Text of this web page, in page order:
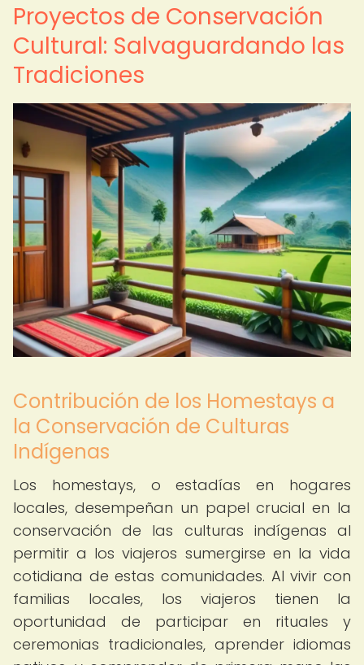
Proyectos de Conservación
Cultural: Salvaguardando las
Tradiciones
Contribución de los Homestays a
la Conservación de Culturas
Indígenas
Los homestays, o estadías en hogares
locales, desempeñan un papel crucial en la
conservación de las culturas indígenas al
permitir a los viajeros sumergirse en la vida
cotidiana de estas comunidades. Al vivir con
familias locales, los viajeros tienen la
oportunidad de participar en rituales y
ceremonias tradicionales, aprender idiomas